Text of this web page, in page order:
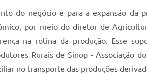
do negócio e para a expansão da
por meio do diretor de
na rotina da produção. Esse
Rurais de Sinop - Associação
no transporte das produções